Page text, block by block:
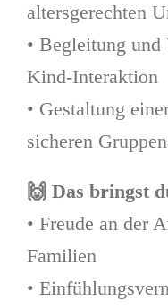
altersgerechten
• Begleitung
Kind-Interaktion
• Gestaltung
sicheren
🙌 Das bringst
• Freude an der
Familien
•